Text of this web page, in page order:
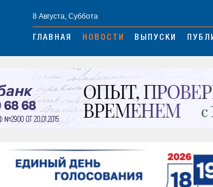
8 Августа, Суббота
ГЛАВНАЯ НОВОСТИ ВЫПУСКИ